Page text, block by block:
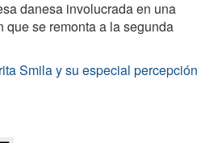
danesa involucrada en una
que se remonta a la segunda
Smila y su especial percepción